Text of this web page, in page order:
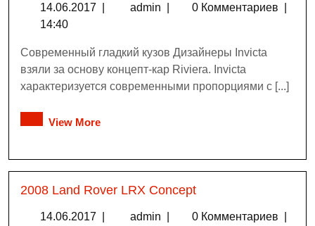
14.06.2017 admin 0 Комментариев
14:40
Современный гладкий кузов Дизайнеры Invicta
взяли за основу концепт-кар Riviera. Invicta
характеризуется современными пропорциями с [...]
View More
2008 Land Rover LRX Concept
14.06.2017 admin 0 Комментариев